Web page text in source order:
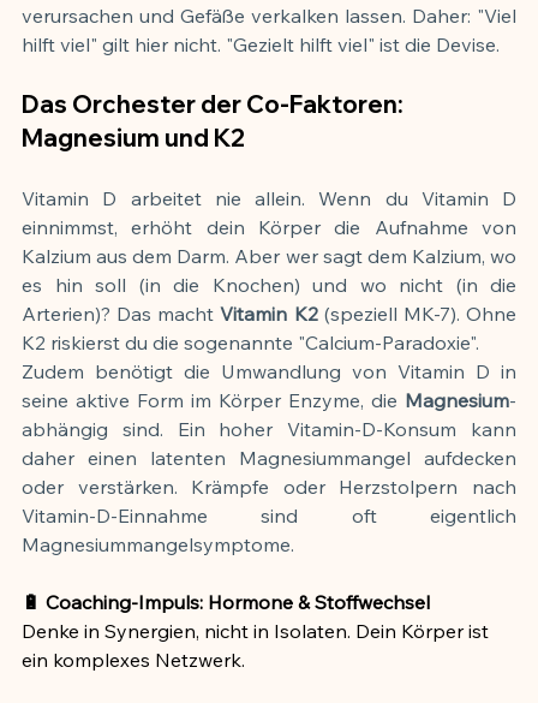
verursachen und Gefäße verkalken lassen. Daher: "Viel
hilft viel" gilt hier nicht. "Gezielt hilft viel" ist die Devise.
Das Orchester der Co-Faktoren:
Magnesium und K2
Vitamin D arbeitet nie allein. Wenn du Vitamin D
einnimmst, erhöht dein Körper die Aufnahme von
Kalzium aus dem Darm. Aber wer sagt dem Kalzium, wo
es hin soll (in die Knochen) und wo nicht (in die
Arterien)? Das macht Vitamin K2 (speziell MK-7). Ohne
K2 riskierst du die sogenannte "Calcium-Paradoxie".
Zudem benötigt die Umwandlung von Vitamin D in
seine aktive Form im Körper Enzyme, die Magnesium-
abhängig sind. Ein hoher Vitamin-D-Konsum kann
daher einen latenten Magnesiummangel aufdecken
oder verstärken. Krämpfe oder Herzstolpern nach
Vitamin-D-Einnahme sind oft eigentlich
Magnesiummangelsymptome.
🔋 Coaching-Impuls: Hormone & Stoffwechsel
Denke in Synergien, nicht in Isolaten. Dein Körper ist
ein komplexes Netzwerk.